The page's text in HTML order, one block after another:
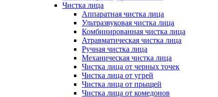
Чистка лица
Аппаратная чистка лица
Ультразвуковая чистка лица
Комбинированная чистка лица
Атравматическая чистка лица
Ручная чистка лица
Механическая чистка лица
Чистка лица от черных точек
Чистка лица от угрей
Чистка лица от прыщей
Чистка лица от комедонов